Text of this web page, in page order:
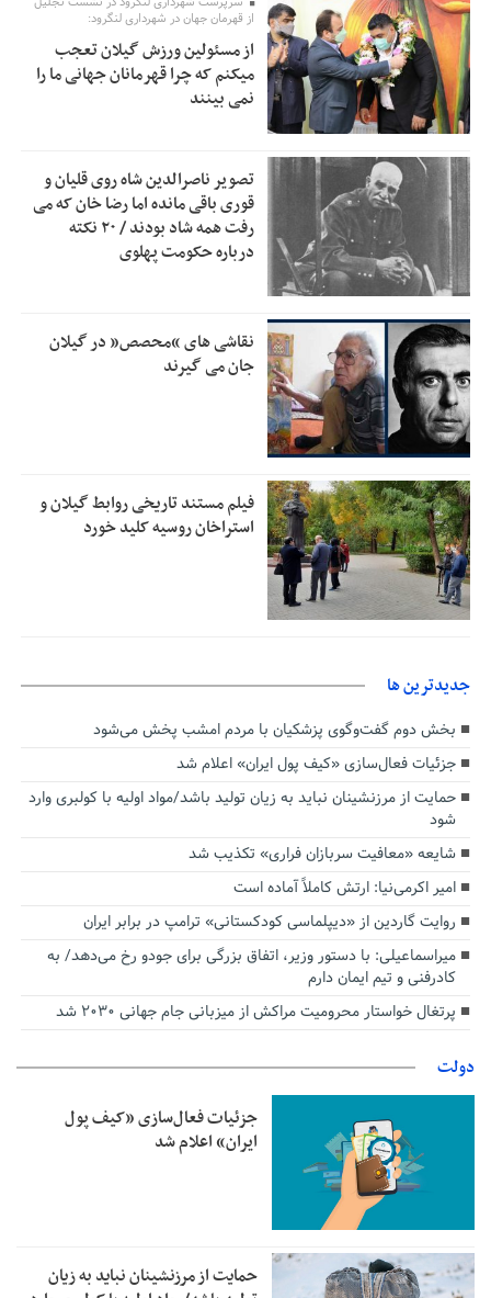
اولویت‌های گیلان پرداخت شود
2:53
زمان جلسه سرنوشت‌ساز هیات رئیسه فدراسیون فوتبال با حضور
قلعه‌نویی مشخص شد
2:50
دفتر رهبر انقلاب: مطالب خارج از مراجع رسمی فاقد سندیت
2:46
بقائی: فضای مذاکرات فنی و سیاسی ایران و عمان درباره تنگه
هرمز، مثبت است
رئیس سازمان جهاد کشاورزی استان: کشاورزان گیلان نسبت به
دریافت یارانه کود اقدام کنند
1:00 تمدید مهلت اظهارنامه‌های مالیاتی سال ۱۴۰۴ تا پایان شهریورماه
از قهرمان جهان در شهرداری لنگرود:
از مسئولین ورزش گیلان تعجب
میکنم که چرا قهرمانان جهانی ما را
نمی بینند
تصویر ناصرالدین شاه روی قلیان و
قوری باقی مانده اما رضا خان که می
رفت همه شاد بودند / ۲۰ نکته
درباره حکومت پهلوی
نقاشی های “محصص” در گیلان
جان می گیرند
فیلم مستند تاریخی روابط گیلان و
استراخان روسیه کلید خورد
جديدترين ها
بخش دوم گفت‌وگوی پزشکیان با مردم امشب پخش می‌شود
جزئیات فعال‌سازی «کیف پول ایران» اعلام شد
حمایت از مرزنشینان نباید به زیان تولید باشد/مواد اولیه با کولبری وارد
شود
شایعه «معافیت سربازان فراری» تکذیب شد
امیر اکرمی‌نیا: ارتش کاملاً آماده است
روایت گاردین از «دیپلماسی کودکستانی» ترامپ در برابر ایران
میراسماعیلی: با دستور وزیر، اتفاق بزرگی برای جودو رخ می‌دهد/ به
کادرفنی و تیم ایمان دارم
پرتغال خواستار محرومیت مراکش از میزبانی جام جهانی ۲۰۳۰ شد
دولت
جزئیات فعال‌سازی «کیف پول
ایران» اعلام شد
حمایت از مرزنشینان نباید به زیان